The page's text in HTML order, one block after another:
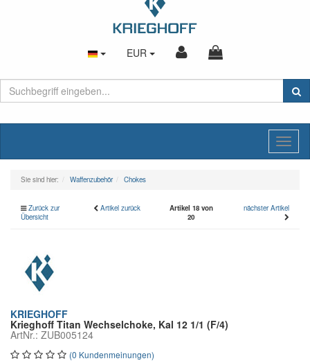
EUR
Sie sind hier: Waffenzubehör Chokes
Zurück zur
Übersicht
Artikel zurück
Artikel 18 von
20
nächster Artikel
KRIEGHOFF
Krieghoff Titan Wechselchoke, Kal 12 1/1 (F/4)
ArtNr.: ZUB005124
(0 Kundenmeinungen)